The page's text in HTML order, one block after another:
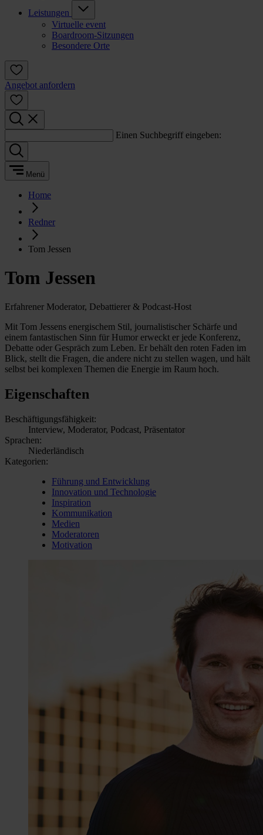
Leistungen
Virtuelle event
Boardroom-Sitzungen
Besondere Orte
Angebot anfordern
Einen Suchbegriff eingeben:
Menü
Home
Redner
Tom Jessen
Tom Jessen
Erfahrener Moderator, Debattierer & Podcast-Host
Mit Tom Jessens energischem Stil, journalistischer Schärfe und
einem fantastischen Sinn für Humor erweckt er jede Konferenz,
Debatte oder Gespräch zum Leben. Er behält den roten Faden im
Blick, stellt die Fragen, die andere nicht zu stellen wagen, und hält
selbst bei komplexen Themen die Energie im Raum hoch.
Eigenschaften
Beschäftigungsfähigkeit:
Interview, Moderator, Podcast, Präsentator
Sprachen:
Niederländisch
Kategorien:
Führung und Entwicklung
Innovation und Technologie
Inspiration
Kommunikation
Medien
Moderatoren
Motivation